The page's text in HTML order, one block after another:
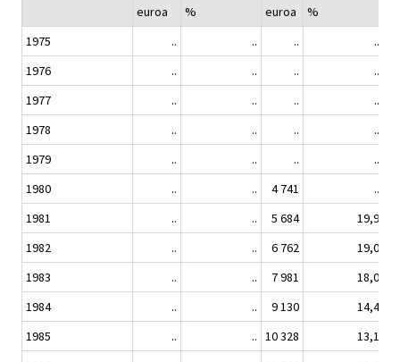
euroa
%
euroa
%
1975
.. .. ..
..
1976
.. .. ..
..
1977
.. .. ..
..
1978
.. .. ..
..
1979
.. .. ..
..
1980
.. .. 4 741
..
1981
.. .. 5 684
19,9
1982
.. .. 6 762 19,0
1983
.. .. 7 981 18,0
1984
.. .. 9 130 14,4
1985
.. .. 10 328 13,1